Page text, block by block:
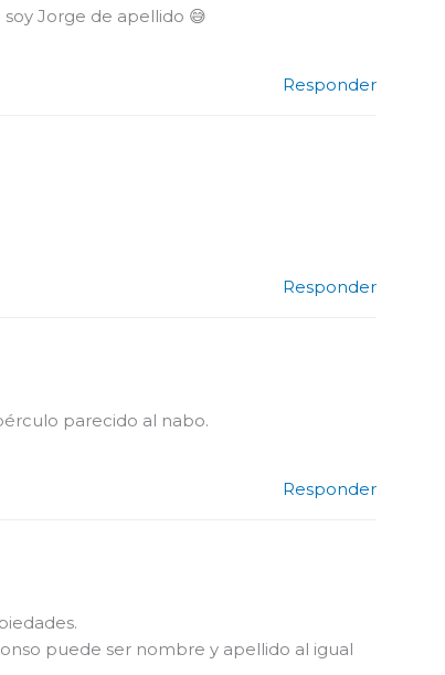
Jorge de apellido 😅
Responder
Responder
parecido al nabo.
Responder
puede ser nombre y apellido al igual